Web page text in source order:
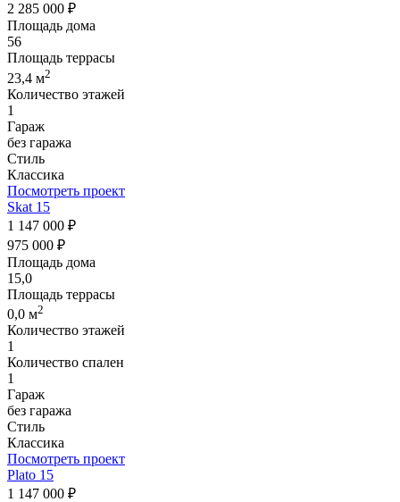
2 285 000 ₽
Площадь дома
56
Площадь террасы
23,4 м2
Количество этажей
1
Гараж
без гаража
Стиль
Классика
Посмотреть проект
Skat 15
1 147 000 ₽
975 000 ₽
Площадь дома
15,0
Площадь террасы
0,0 м2
Количество этажей
1
Количество спален
1
Гараж
без гаража
Стиль
Классика
Посмотреть проект
Plato 15
1 147 000 ₽